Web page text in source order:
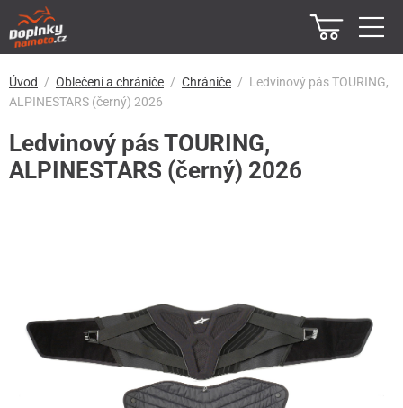
Úvod Oblečení a chrániče Chrániče
Ledvinový pás TOURING,
ALPINESTARS (černý) 2026
Ledvinový pás TOURING,
ALPINESTARS (černý) 2026